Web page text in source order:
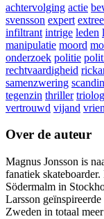
achtervolging actie
svensson expert
infiltrant intrige leden
manipulatie moord
onderzoek politie
rechtvaardigheid
samenzwering
tegenzin thriller
vertrouwd vijand
Over de auteur
Magnus Jonsson is
fanatiek
Södermalm in
Larsson
Zweden in totaal